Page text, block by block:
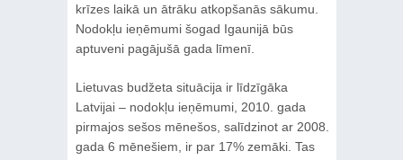
krīzes laikā un ātrāku atkopšanās sākumu.
Nodokļu ieņēmumi šogad Igaunijā būs
aptuveni pagājušā gada līmenī.
Lietuvas budžeta situācija ir līdzīgāka
Latvijai – nodokļu ieņēmumi, 2010. gada
pirmajos sešos mēnešos, salīdzinot ar 2008.
gada 6 mēnešiem, ir par 17% zemāki. Tas